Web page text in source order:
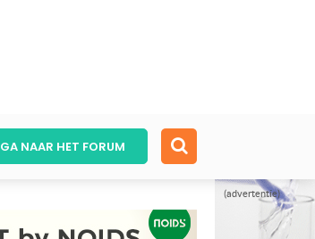
(advertentie)
GA NAAR HET FORUM